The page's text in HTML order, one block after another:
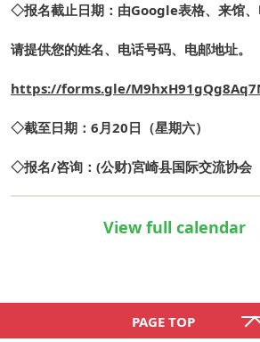
◇报名截止日期：由Google表格、来馆、
请提供您的姓名、电话号码、电邮地址。
https://forms.gle/
◇截至日期：6月20日（星期六）
◇报名/咨询：(公财)宮崎县国际交流协会
View full calendar
PAGE TOP